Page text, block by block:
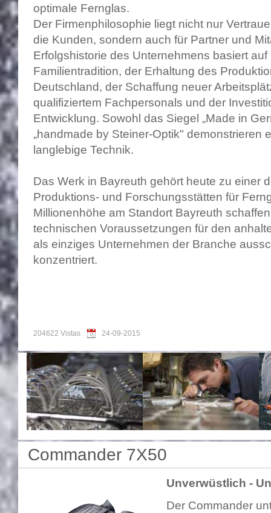
optimale Fernglas.
Der Firmenphilosophie liegt nicht nur
die Kunden, sondern auch für Partner und
Erfolgshistorie des Unternehmens basiert
Familientradition, der Erhaltung des
Deutschland, der Schaffung neuer
qualifiziertem Fachpersonals und der
Entwicklung. Sowohl das Siegel „Made in
„handmade by Steiner-Optik" demonstrieren
langlebige Technik.
Das Werk in Bayreuth gehört heute zu einer
Produktions- und Forschungsstätten für
Millionenhöhe am Standort Bayreuth
technischen Voraussetzungen für den
als einziges Unternehmen der Branche
konzentriert.
204622 Vistas 24-09-2015
Commander 7X50
Unverwüstlich -
Der Commander